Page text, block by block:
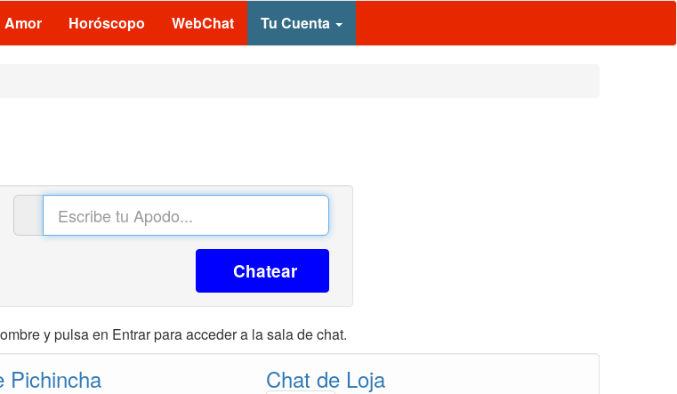
Amor Horóscopo WebChat Tu Cuenta
Chatear
y pulsa en Entrar para acceder a la sala de chat.
Pichincha Chat de Loja